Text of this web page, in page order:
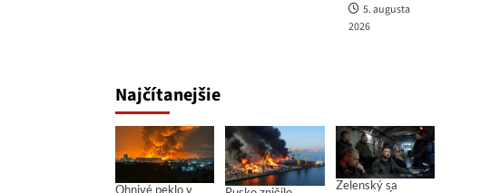
5. augusta
2026
Najčítanejšie
Ohnivé peklo v
Zelenský sa